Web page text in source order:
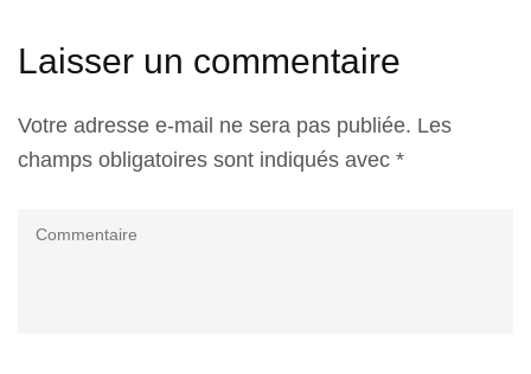
Laisser un commentaire
Votre adresse e-mail ne sera pas publiée. Les
champs obligatoires sont indiqués avec *
Commentaire